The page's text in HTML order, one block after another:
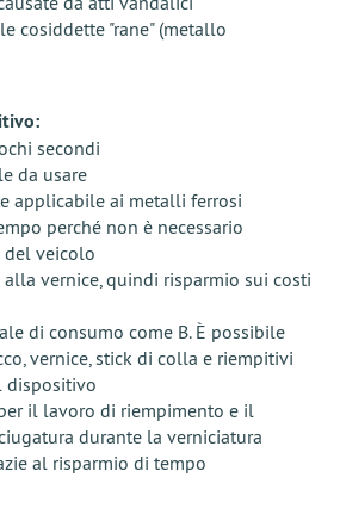
cosiddette "rane" (metallo
secondi
da usare
applicabile ai metalli ferrosi
perché non è necessario
del veicolo
vernice, quindi risparmio sui costi
di consumo come B. È possibile
vernice, stick di colla e riempitivi
dispositivo
il lavoro di riempimento e il
durante la verniciatura
al risparmio di tempo